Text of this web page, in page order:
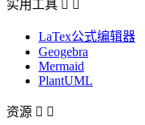
实用工具  
LaTex公式编辑器
Geogebra
Mermaid
PlantUML
资源  